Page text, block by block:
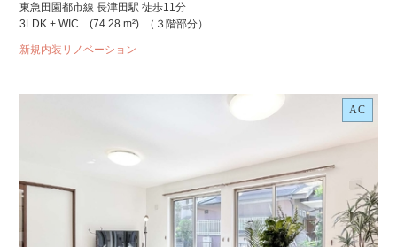
東急田園都市線 長津田駅 徒歩11分
3LDK + WIC
(74.28 m²) （３階部分）
新規内装リノベーション
AC